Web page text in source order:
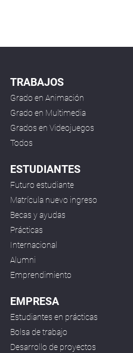
TRABAJOS
Grado en Animación
Grado en Multimedia
Grados en Videojuegos
Todos
ESTUDIANTES
Futuro estudiante
Matrícula nuevo ingreso
Becas y ayudas
Prácticas
Internacional
Alumni
Emprendimiento
EMPRESA
Estudiantes en prácticas
Bolsa de trabajo
Desarrollo de proyectos